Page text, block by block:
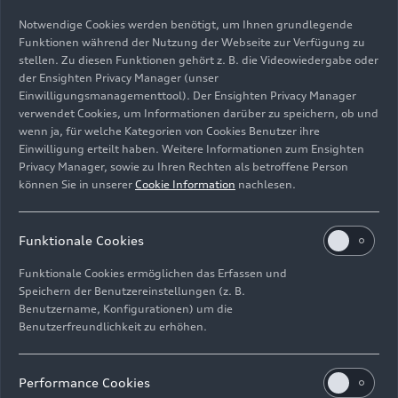
Standaufnahme,
Farbe: Pfeilgrau
Bild-Nr: A242202 · Copyright: AUDI AG
Rechte: Verwendung für Pressezwecke honorarfrei
ImpressumRechtliches
Hinweisgebersystem
Notwendige Cookies werden benötigt, um Ihnen grundlegende
Funktionen während der Nutzung der Webseite zur Verfügung zu
stellen. Zu diesen Funktionen gehört z. B. die Videowiedergabe oder
der Ensighten Privacy Manager (unser
Einwilligungsmanagementtool). Der Ensighten Privacy Manager
verwendet Cookies, um Informationen darüber zu speichern, ob und
wenn ja, für welche Kategorien von Cookies Benutzer ihre
Einwilligung erteilt haben. Weitere Informationen zum Ensighten
Privacy Manager, sowie zu Ihren Rechten als betroffene Person
können Sie in unserer Cookie Information nachlesen.
Funktionale Cookies
Funktionale Cookies ermöglichen das Erfassen und
Speichern der Benutzereinstellungen (z. B.
Benutzername, Konfigurationen) um die
Benutzerfreundlichkeit zu erhöhen.
Performance Cookies